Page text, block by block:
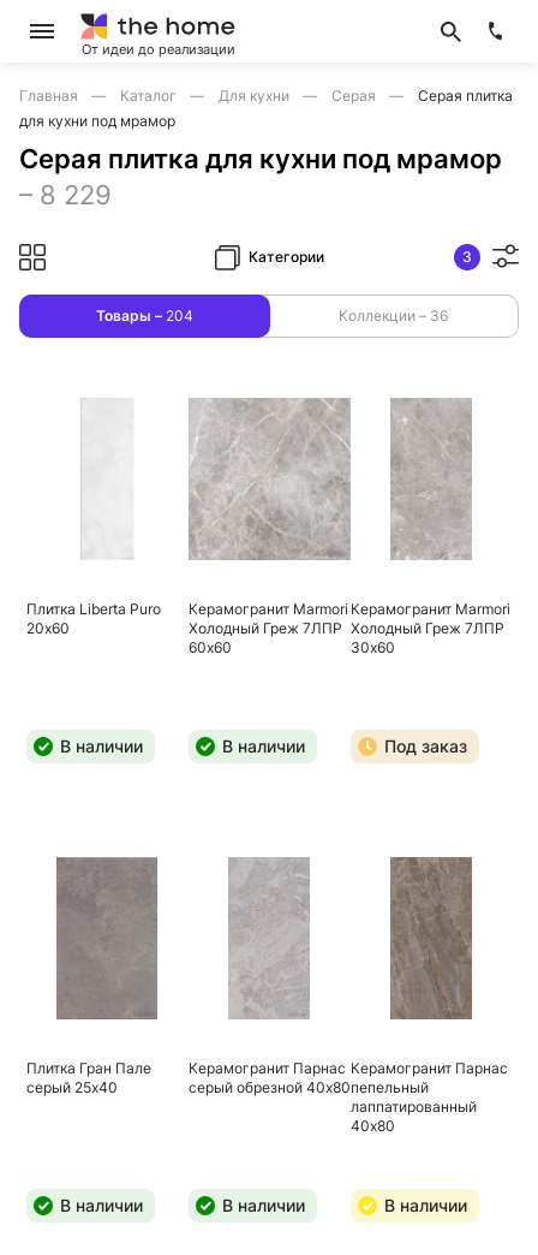
От идеи до реализации
Главная Каталог Для кухни Серая
Серая плитка
для кухни под мрамор
Серая плитка для кухни под мрамор
– 8 229
Категории 3
Товары – 204 Коллекции – 36
Плитка Liberta Puro
20х60
В наличии
Керамогранит Marmori
Холодный Греж 7ЛПР
60х60
В наличии
Керамогранит Marmori
Холодный Греж 7ЛПР
30х60
Под заказ
Плитка Гран Пале
серый 25х40
В наличии
Керамогранит Парнас
серый обрезной 40х80
В наличии
Керамогранит Парнас
пепельный
лаппатированный
40х80
В наличии